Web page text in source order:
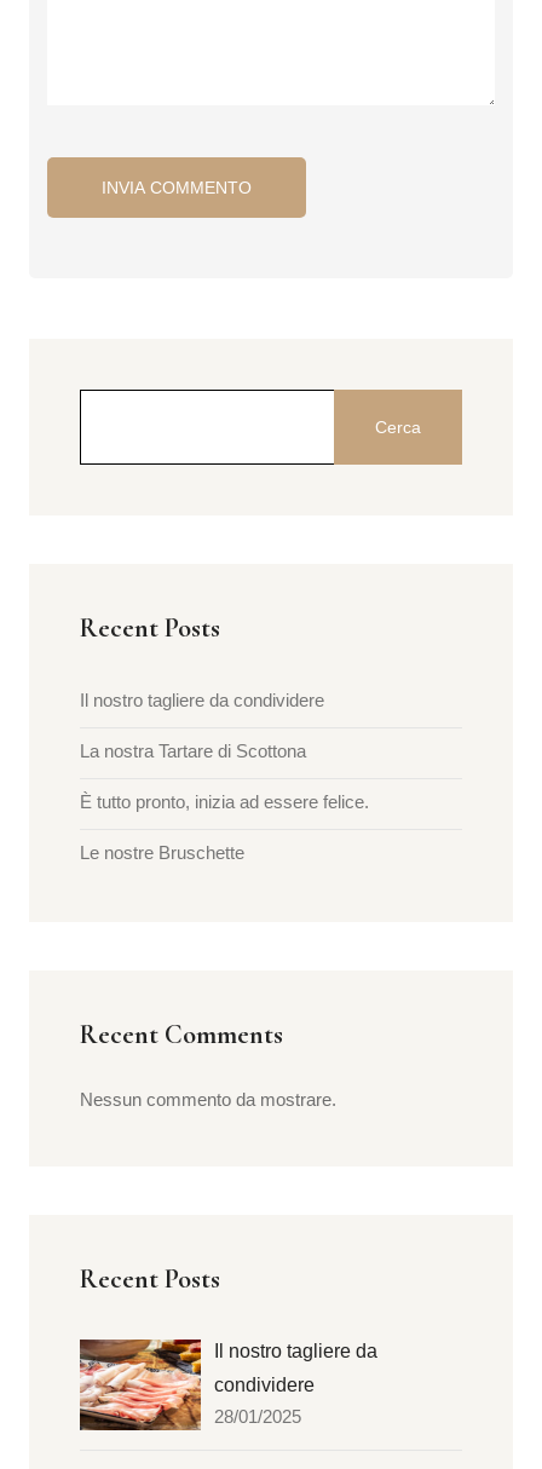
Cerca
Recent Posts
Il nostro tagliere da condividere
La nostra Tartare di Scottona
È tutto pronto, inizia ad essere felice.
Le nostre Bruschette
Recent Comments
Nessun commento da mostrare.
Recent Posts
Il nostro tagliere da
condividere
28/01/2025